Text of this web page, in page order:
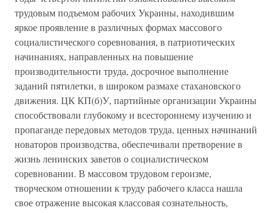
трудовым подъемом рабочих Украины, находившим
яркое проявление в различных формах массового
социалистического соревнования, в патриотических
начинаниях, направленных на повышение
производительности труда, досрочное выполнение
заданий пятилетки, в широком размахе стахановского
движения. ЦК КП(б)У, партийные организации Украины
способствовали глубокому и всестороннему изучению и
пропаганде передовых методов труда, ценных начинаний
новаторов производства, обеспечивали претворение в
жизнь ленинских заветов о социалистическом
соревновании. В массовом трудовом героизме,
творческом отношении к труду рабочего класса нашла
свое отражение высокая классовая сознательность,